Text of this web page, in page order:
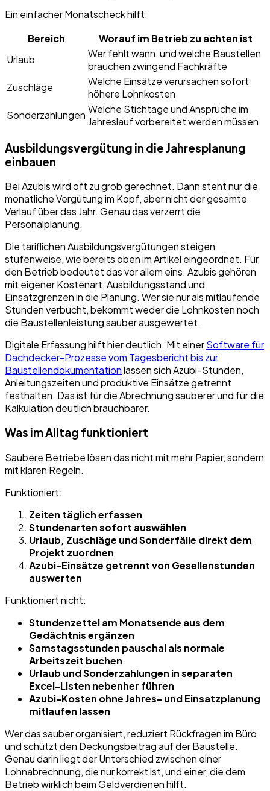
Ein einfacher Monatscheck hilft:
Bereich
Worauf im Betrieb zu achten ist
Urlaub
Wer fehlt wann, und welche Baustellen
brauchen zwingend Fachkräfte
Zuschläge
Welche Einsätze verursachen sofort
höhere Lohnkosten
Sonderzahlungen Welche Stichtage und Ansprüche im
Jahreslauf vorbereitet werden müssen
Ausbildungsvergütung in die Jahresplanung
einbauen
Bei Azubis wird oft zu grob gerechnet. Dann steht nur die
monatliche Vergütung im Kopf, aber nicht der gesamte
Verlauf über das Jahr. Genau das verzerrt die
Personalplanung.
Die tariflichen Ausbildungsvergütungen steigen
stufenweise, wie bereits oben im Artikel eingeordnet. Für
den Betrieb bedeutet das vor allem eins. Azubis gehören
mit eigener Kostenart, Ausbildungsstand und
Einsatzgrenzen in die Planung. Wer sie nur als mitlaufende
Stunden verbucht, bekommt weder die Lohnkosten noch
die Baustellenleistung sauber ausgewertet.
Digitale Erfassung hilft hier deutlich. Mit einerSoftware für
Dachdecker-Prozesse vom Tagesbericht bis zur
Baustellendokumentationlassen sich Azubi-Stunden,
Anleitungszeiten und produktive Einsätze getrennt
festhalten. Das ist für die Abrechnung sauberer und für die
Kalkulation deutlich brauchbarer.
Was im Alltag funktioniert
Saubere Betriebe lösen das nicht mit mehr Papier, sondern
mit klaren Regeln.
Funktioniert:
Zeiten täglich erfassen
Stundenarten sofort auswählen
Urlaub, Zuschläge und Sonderfälle direkt dem
Projekt zuordnen
Azubi-Einsätze getrennt von Gesellenstunden
auswerten
Funktioniert nicht:
Stundenzettel am Monatsende aus dem
Gedächtnis ergänzen
Samstagsstunden pauschal als normale
Arbeitszeit buchen
Urlaub und Sonderzahlungen in separaten
Excel-Listen nebenher führen
Azubi-Kosten ohne Jahres- und Einsatzplanung
mitlaufen lassen
Wer das sauber organisiert, reduziert Rückfragen im Büro
und schützt den Deckungsbeitrag auf der Baustelle.
Genau darin liegt der Unterschied zwischen einer
Lohnabrechnung, die nur korrekt ist, und einer, die dem
Betrieb wirklich beim Geldverdienen hilft.